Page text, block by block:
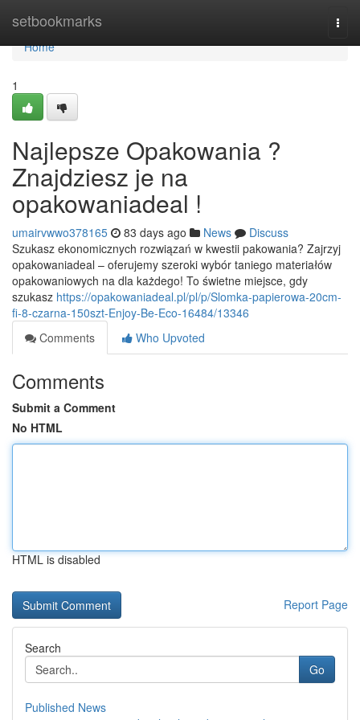
setbookmarks
Home
Home
1
Najlepsze Opakowania ?
Znajdziesz je na
opakowaniadeal !
umairvwwo378165 83 days ago News
Discuss
Szukasz ekonomicznych rozwiązań w kwestii pakowania? Zajrzyj
opakowaniadeal – oferujemy szeroki wybór taniego materiałów
opakowaniowych na dla każdego! To świetne miejsce, gdy
szukasz https://opakowaniadeal.pl/pl/p/Slomka-papierowa-20cm-
fi-8-czarna-150szt-Enjoy-Be-Eco-16484/13346
Comments
Who Upvoted
Comments
Submit a Comment
No HTML
HTML is disabled
Report Page
Search
Go
Published News